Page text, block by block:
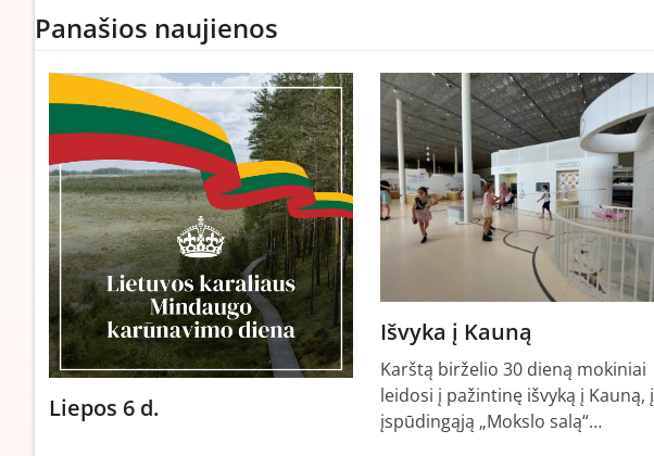
Panašios naujienos
Liepos 6 d.
Išvyka į Kauną
Karštą birželio 30 dieną mokiniai
leidosi į pažintinę išvyką į Kauną, į
įspūdingąją „Mokslo salą“…